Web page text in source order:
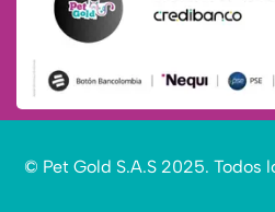
© Pet Gold S.A.S 2025. Todos